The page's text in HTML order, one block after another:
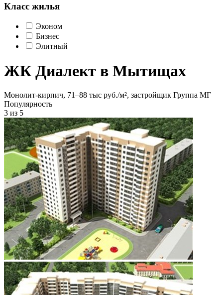
Класс жилья
Эконом
Бизнес
Элитный
ЖК Диалект в Мытищах
Монолит-кирпич, 71‒88 тыс руб./м², застройщик Группа МГ
Популярность
3 из 5